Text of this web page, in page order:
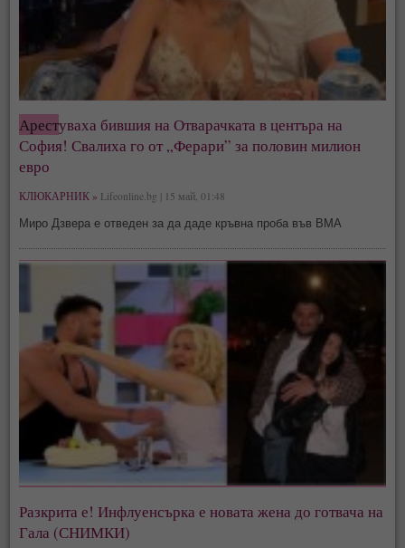
Арестуваха бившия на Отварачката в центъра на
София! Свалиха го от „Ферари” за половин милион
евро
КЛЮКАРНИК » Lifeonline.bg | 15 май, 01:48
Миро Дзвера е отведен за да даде кръвна проба във ВМА
Разкрита е! Инфлуенсърка е новата жена до готвача на
Гала (СНИМКИ)